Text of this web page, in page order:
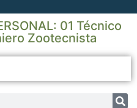
01 Técnico
Zootecnista